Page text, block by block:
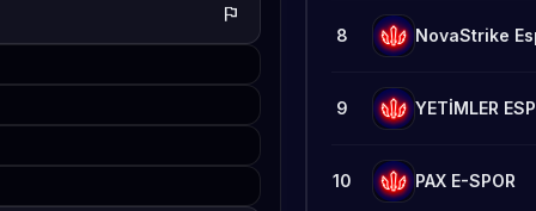
flag
8 NovaStrike
9 YETİMLER
10 PAX E-SPOR